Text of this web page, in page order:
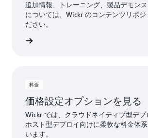
追加情報、トレーニング、製品デモン
については、Wickr のコンテンツリポジ
ださい。
料金
価格設定オプションを見る
Wickr では、クラウドネイティブ型デプ
ホスト型デプロイ向けに柔軟な料金体
います。